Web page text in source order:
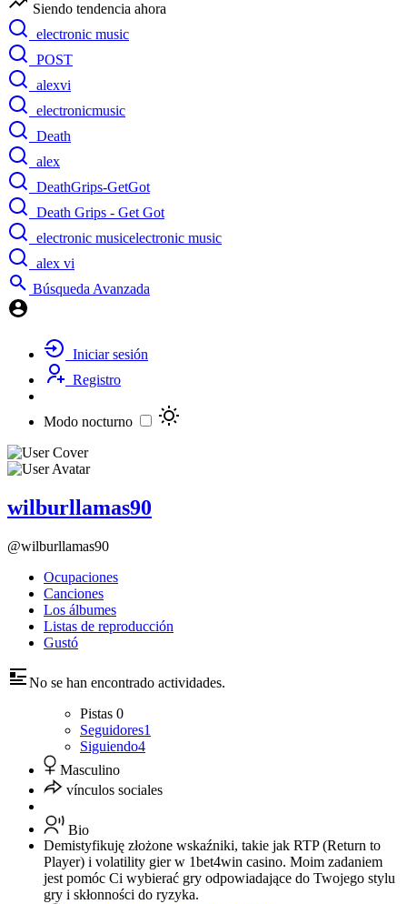
Siendo tendencia ahora
electronic music
POST
alexvi
electronicmusic
Death
alex
DeathGrips-GetGot
Death Grips - Get Got
electronic musicelectronic music
alex vi
Búsqueda Avanzada
Iniciar sesión
Registro
Modo nocturno
wilburllamas90
@wilburllamas90
Ocupaciones
Canciones
Los álbumes
Listas de reproducción
Gustó
No se han encontrado actividades.
Pistas 0
Seguidores1
Siguiendo4
Masculino
vínculos sociales
Bio
Demistyfikuję złożone wskaźniki, takie jak RTP (Return to
Player) i volatility gier w 1bet4win casino. Moim zadaniem
jest pomóc Ci wybierać gry odpowiadające do Twojego stylu
gry i skłonności do ryzyka.